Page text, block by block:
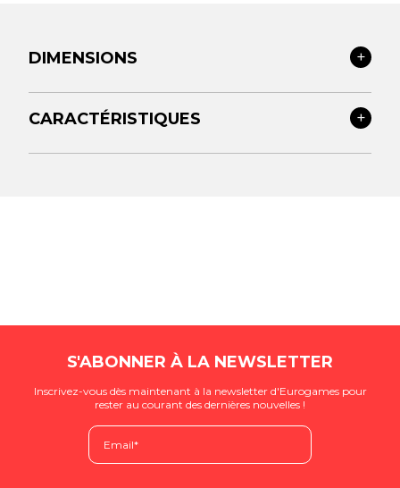
DIMENSIONS
CARACTÉRISTIQUES
S'ABONNER À LA NEWSLETTER
Inscrivez-vous dès maintenant à la newsletter d'Eurogames pour
rester au courant des dernières nouvelles !